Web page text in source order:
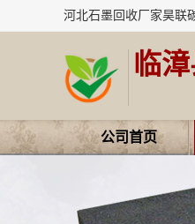
临
公司首页